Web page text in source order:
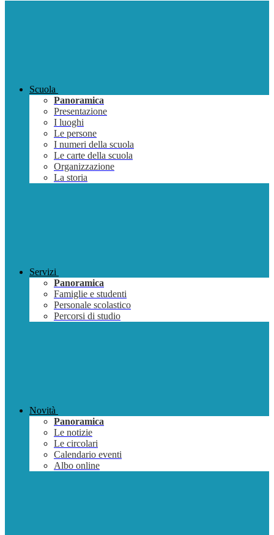
Scuola
Panoramica
Presentazione
I luoghi
Le persone
I numeri della scuola
Le carte della scuola
Organizzazione
La storia
Servizi
Panoramica
Famiglie e studenti
Personale scolastico
Percorsi di studio
Novità
Panoramica
Le notizie
Le circolari
Calendario eventi
Albo online